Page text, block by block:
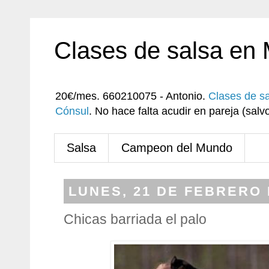
Clases de salsa en
20€/mes. 660210075 - Antonio. Clases de
Cónsul . No hace falta acudir en pareja
Salsa Campeon del Mundo
LUNES, 21 DE FEBRERO
Chicas barriada el palo